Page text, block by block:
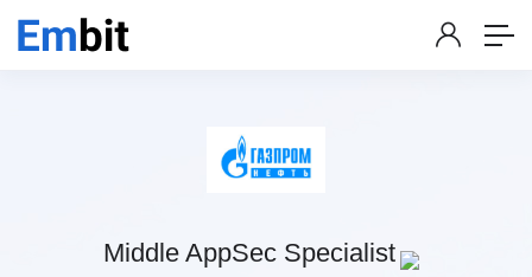
Middle AppSec Specialist